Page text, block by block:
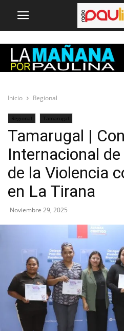
Inicio Regional
Regional Tamarugal
Tamarugal |
Internacional
de la Violencia
en La Tirana
Noviembre 29, 2025